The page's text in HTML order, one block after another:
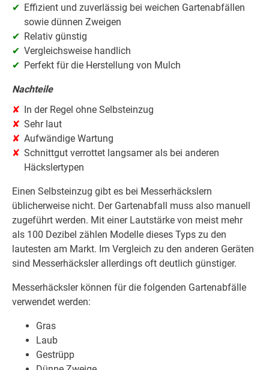
Effizient und zuverlässig bei weichen Gartenabfällen
sowie dünnen Zweigen
Relativ günstig
Vergleichsweise handlich
Perfekt für die Herstellung von Mulch
Nachteile
In der Regel ohne Selbsteinzug
Sehr laut
Aufwändige Wartung
Schnittgut verrottet langsamer als bei anderen
Häckslertypen
Einen Selbsteinzug gibt es bei Messerhäckslern
üblicherweise nicht. Der Gartenabfall muss also manuell
zugeführt werden. Mit einer Lautstärke von meist mehr
als 100 Dezibel zählen Modelle dieses Typs zu den
lautesten am Markt. Im Vergleich zu den anderen Geräten
sind Messerhäcksler allerdings oft deutlich günstiger.
Messerhäcksler können für die folgenden Gartenabfälle
verwendet werden:
Gras
Laub
Gestrüpp